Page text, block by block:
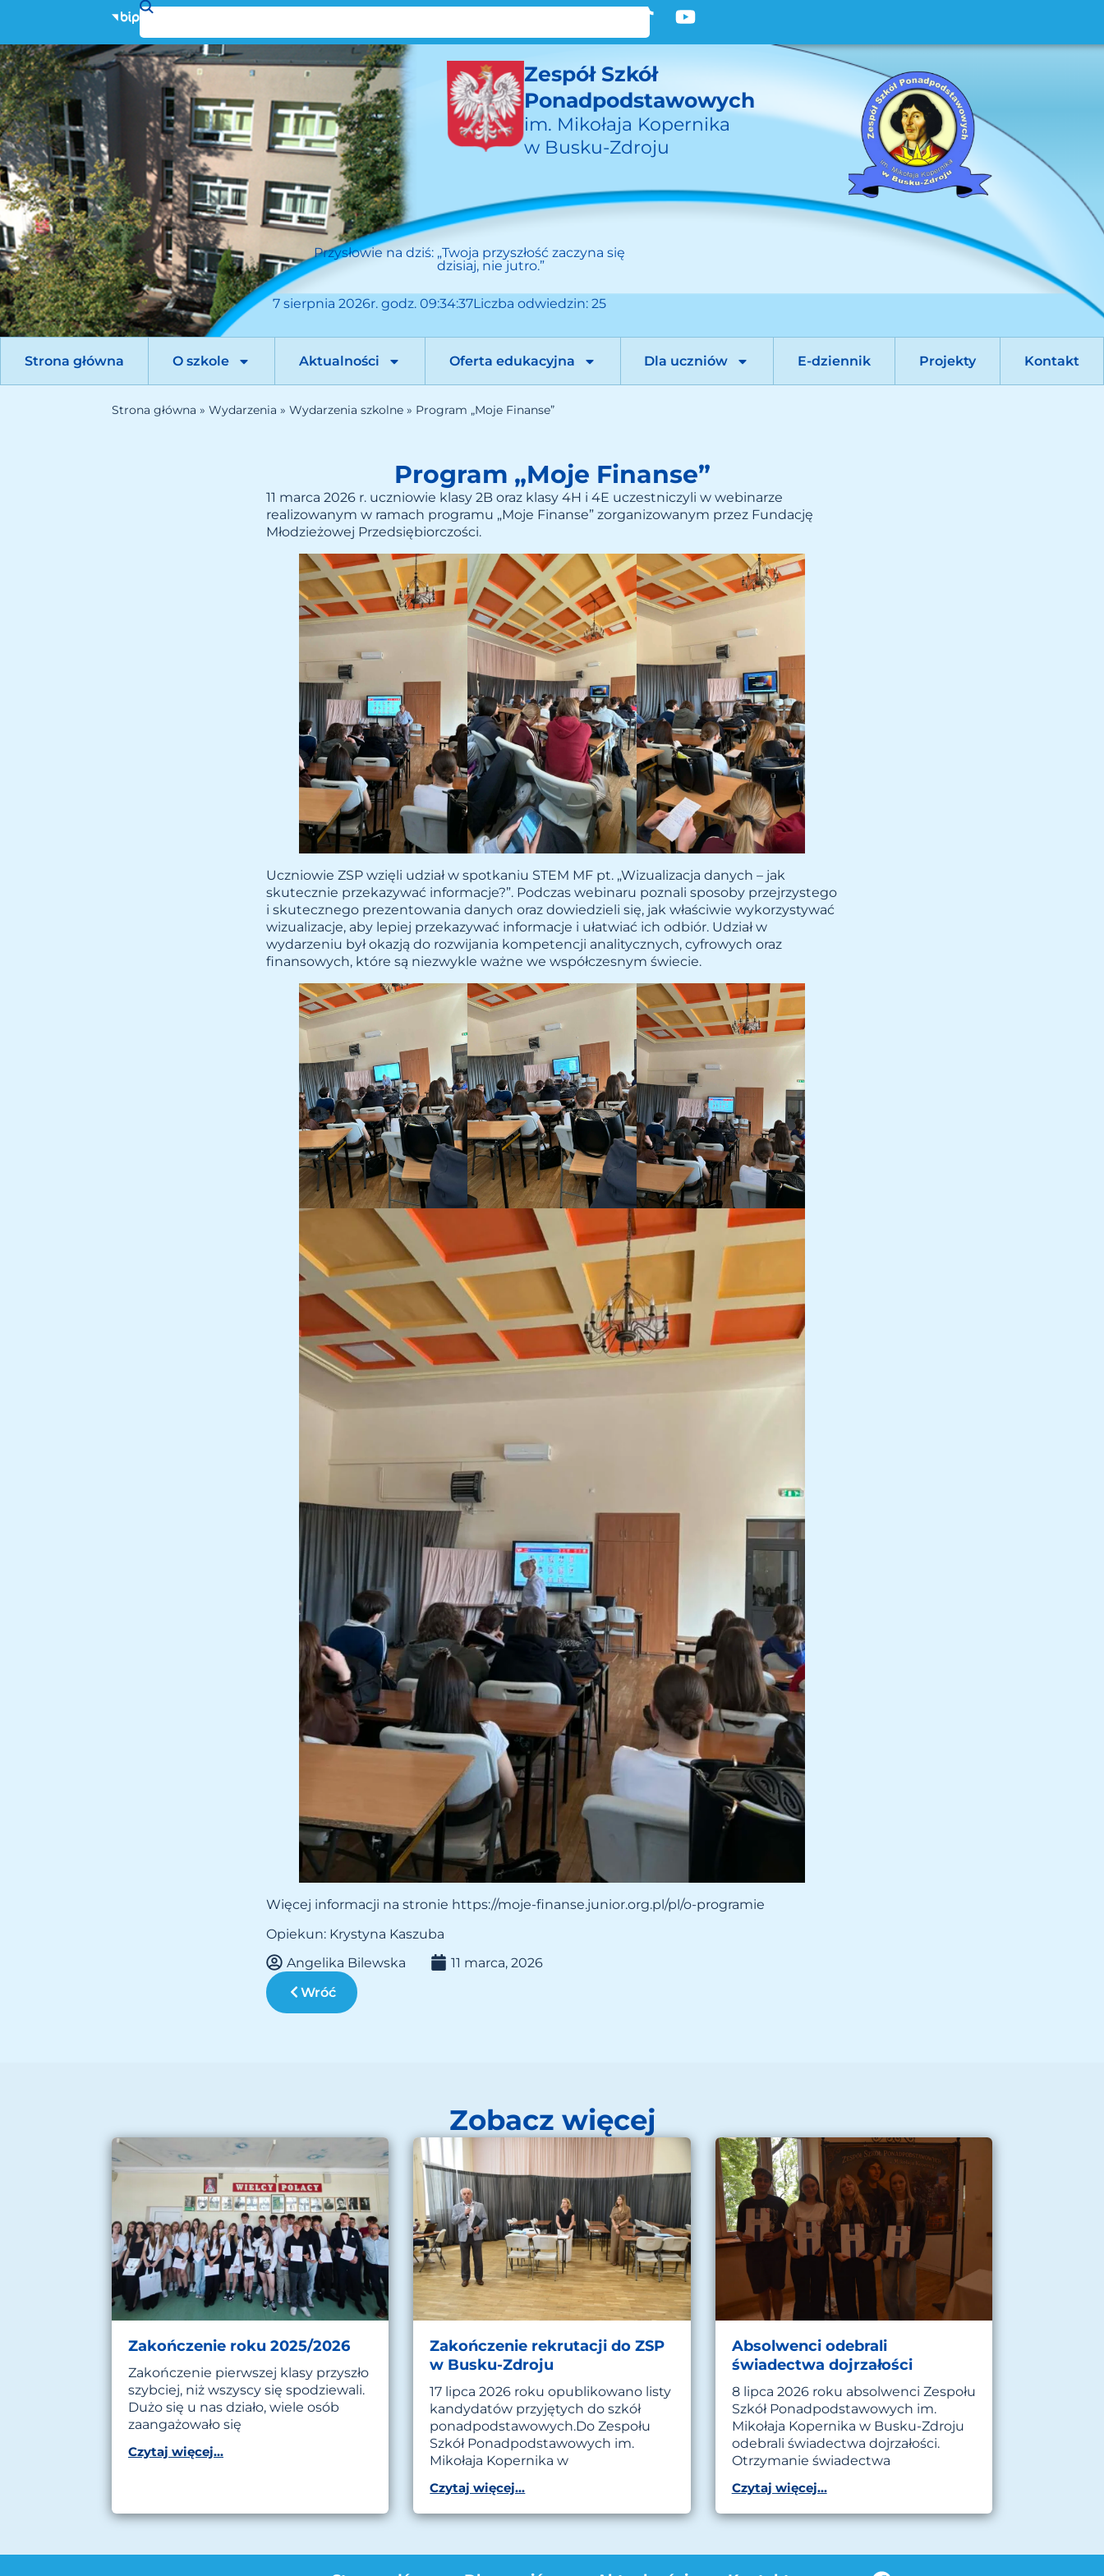
Zespół Szkół
Ponadpodstawowych
im. Mikołaja Kopernika
w Busku-Zdroju
Przysłowie na dziś: „Twoja przyszłość zaczyna się
dzisiaj, nie jutro.”
7 sierpnia 2026r. godz. 09:34:37Liczba odwiedzin: 25
Strona główna O szkole Aktualności Oferta edukacyjna Dla uczniów E-dziennik Projekty Kontakt
Strona główna » Wydarzenia » Wydarzenia szkolne » Program „Moje Finanse”
Program „Moje Finanse”
11 marca 2026 r. uczniowie klasy 2B oraz klasy 4H i 4E uczestniczyli w webinarze
realizowanym w ramach programu „Moje Finanse” zorganizowanym przez Fundację
Młodzieżowej Przedsiębiorczości.
Uczniowie ZSP wzięli udział w spotkaniu STEM MF pt. „Wizualizacja danych – jak
skutecznie przekazywać informacje?”. Podczas webinaru poznali sposoby przejrzystego
i skutecznego prezentowania danych oraz dowiedzieli się, jak właściwie wykorzystywać
wizualizacje, aby lepiej przekazywać informacje i ułatwiać ich odbiór. Udział w
wydarzeniu był okazją do rozwijania kompetencji analitycznych, cyfrowych oraz
finansowych, które są niezwykle ważne we współczesnym świecie.
Więcej informacji na stronie https://moje-finanse.junior.org.pl/pl/o-programie
Opiekun: Krystyna Kaszuba
Angelika Bilewska
11 marca, 2026
Wróć
Zobacz więcej
Zakończenie roku 2025/2026
Zakończenie pierwszej klasy przyszło
szybciej, niż wszyscy się spodziewali.
Dużo się u nas działo, wiele osób
zaangażowało się
Czytaj więcej...
Zakończenie rekrutacji do ZSP
w Busku-Zdroju
17 lipca 2026 roku opublikowano listy
kandydatów przyjętych do szkół
ponadpodstawowych.Do Zespołu
Szkół Ponadpodstawowych im.
Mikołaja Kopernika w
Czytaj więcej...
Absolwenci odebrali
świadectwa dojrzałości
8 lipca 2026 roku absolwenci Zespołu
Szkół Ponadpodstawowych im.
Mikołaja Kopernika w Busku-Zdroju
odebrali świadectwa dojrzałości.
Otrzymanie świadectwa
Czytaj więcej...